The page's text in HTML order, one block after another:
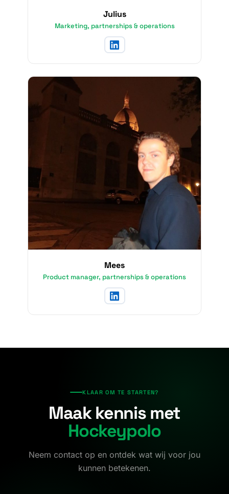
Julius
Marketing, partnerships & operations
Mees
Product manager, partnerships & operations
KLAAR OM TE STARTEN?
Maak kennis met
Hockeypolo
Neem contact op en ontdek wat wij voor jou
kunnen betekenen.